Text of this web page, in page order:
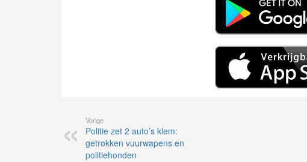
Vorige
Politie zet 2 auto’s klem:
getrokken vuurwapens en
politiehonden